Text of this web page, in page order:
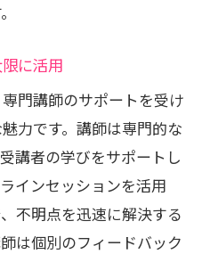
信頼性を見極める
る知識の深さ
るための学習ステップ
学び方
で活かす方法
キルアップ方法
に活用
門講師のサポートを受け
力です。講師は専門的な
講者の学びをサポートし
インセッションを活用
不明点を迅速に解決する
は個別のフィードバック